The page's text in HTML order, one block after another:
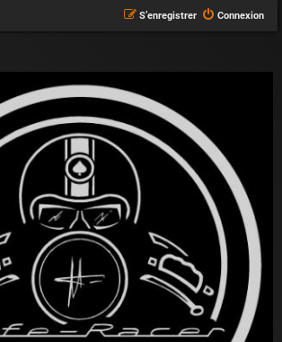
Connexion
S’enregistrer